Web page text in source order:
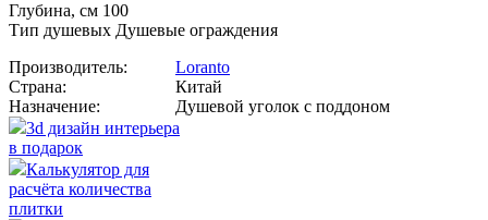
Глубина, см 100
Тип душевых Душевые ограждения
Производитель:
Loranto
Страна:
Китай
Назначение:
Душевой уголок с поддоном
3d дизайн интерьера
в подарок
Калькулятор для
расчёта количества
плитки